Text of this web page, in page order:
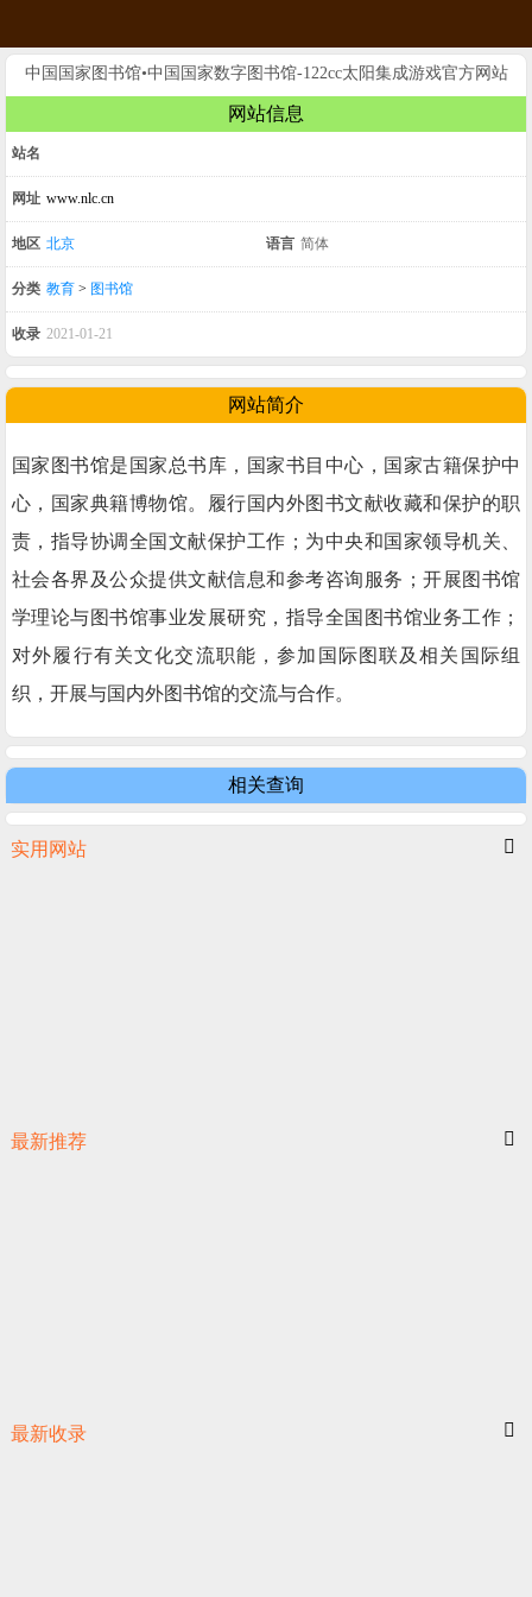
中国国家图书馆•中国国家数字图书馆-122cc太阳集成游戏官方网站
网站信息
站名
网址 www.nlc.cn
地区 北京 语言 简体
分类 教育 > 图书馆
收录 2021-01-21
网站简介
国家图书馆是国家总书库，国家书目中心，国家古籍保护中
心，国家典籍博物馆。履行国内外图书文献收藏和保护的职
责，指导协调全国文献保护工作；为中央和国家领导机关、
社会各界及公众提供文献信息和参考咨询服务；开展图书馆
学理论与图书馆事业发展研究，指导全国图书馆业务工作；
对外履行有关文化交流职能，参加国际图联及相关国际组
织，开展与国内外图书馆的交流与合作。
相关查询
实用网站
最新推荐
最新收录